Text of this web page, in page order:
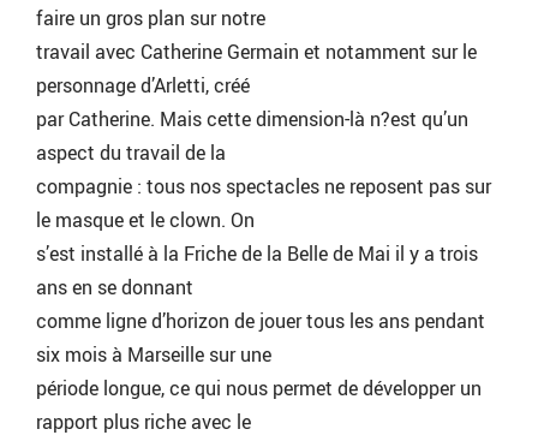
faire un gros plan sur notre
travail avec Catherine Germain et notamment sur le
personnage d’Arletti, créé
par Catherine. Mais cette dimension-là n?est qu’un
aspect du travail de la
compagnie : tous nos spectacles ne reposent pas sur
le masque et le clown. On
s’est installé à la Friche de la Belle de Mai il y a trois
ans en se donnant
comme ligne d’horizon de jouer tous les ans pendant
six mois à Marseille sur une
période longue, ce qui nous permet de développer un
rapport plus riche avec le